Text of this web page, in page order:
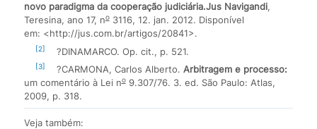
novo paradigma da cooperação judiciária.Jus Navigandi,
Teresina, ano 17, no3116, 12. jan. 2012. Disponível
em: <http://jus.com.br/artigos/20841>.
[2] ?DINAMARCO. Op. cit., p. 521.
[3] ?CARMONA, Carlos Alberto. Arbitragem e processo:
um comentário à Lei no9.307/76. 3. ed. São Paulo: Atlas,
2009, p. 318.
Veja também: